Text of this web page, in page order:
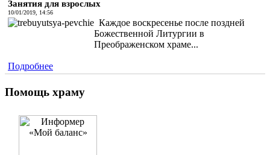
Занятия для взрослых
10/01/2019, 14:56
Каждое воскресенье после поздней
Божественной Литургии в
Преображенском храме...
Подробнее
Помощь храму